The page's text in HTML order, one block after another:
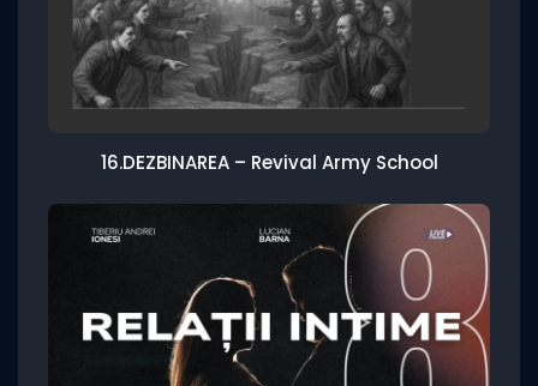
16.DEZBINAREA – Revival Army School